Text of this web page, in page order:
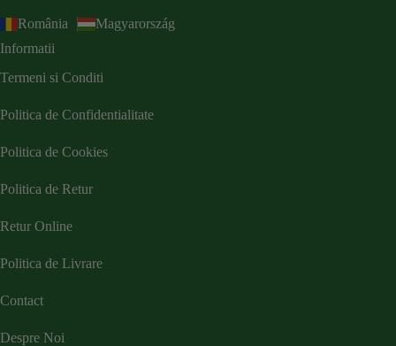
România
Magyarország
Informatii
Termeni si Conditi
Politica de Confidentialitate
Politica de Cookies
Politica de Retur
Retur Online
Politica de Livrare
Contact
Despre Noi